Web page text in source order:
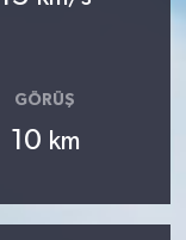
GÖRÜŞ
10 km